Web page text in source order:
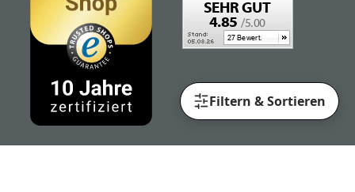
Filtern & Sortieren